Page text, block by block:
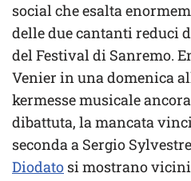
social che esalta
delle due cantanti reduci
del Festival di Sanremo.
Venier in una domenica
kermesse musicale
dibattuta, la mancata
seconda a Sergio
Diodato si mostrano